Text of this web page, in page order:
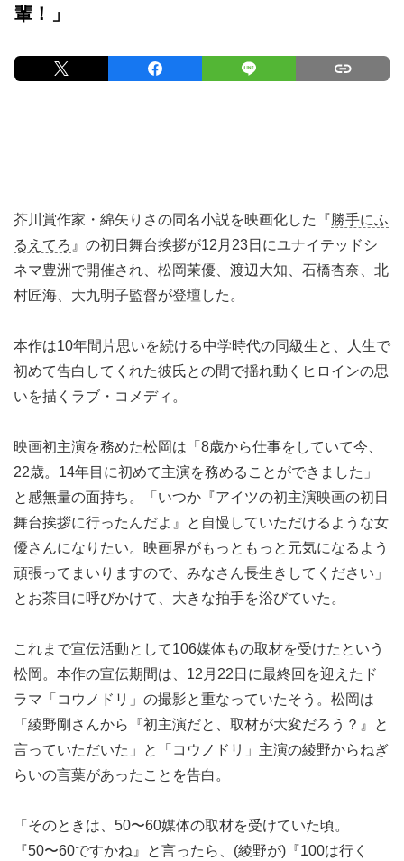
輩！」
芥川賞作家・綿矢りさの同名小説を映画化した『勝手にふ
るえてろ 』の初日舞台挨拶が12月23日にユナイテッドシ
ネマ豊洲で開催され、松岡茉優、渡辺大知、石橋杏奈、北
村匠海、大九明子監督が登壇した。
本作は10年間片思いを続ける中学時代の同級生と、人生で
初めて告白してくれた彼氏との間で揺れ動くヒロインの思
いを描くラブ・コメディ。
映画初主演を務めた松岡は「8歳から仕事をしていて今、
22歳。14年目に初めて主演を務めることができました」
と感無量の面持ち。「いつか『アイツの初主演映画の初日
舞台挨拶に行ったんだよ』と自慢していただけるような女
優さんになりたい。映画界がもっともっと元気になるよう
頑張ってまいりますので、みなさん長生きしてください」
とお茶目に呼びかけて、大きな拍手を浴びていた。
これまで宣伝活動として106媒体もの取材を受けたという
松岡。本作の宣伝期間は、12月22日に最終回を迎えたド
ラマ「コウノドリ」の撮影と重なっていたそう。松岡は
「綾野剛さんから『初主演だと、取材が大変だろう？』と
言っていただいた」と「コウノドリ」主演の綾野からねぎ
らいの言葉があったことを告白。
「そのときは、50〜60媒体の取材を受けていた頃。
『50〜60ですかね』と言ったら、(綾野が)『100は行く